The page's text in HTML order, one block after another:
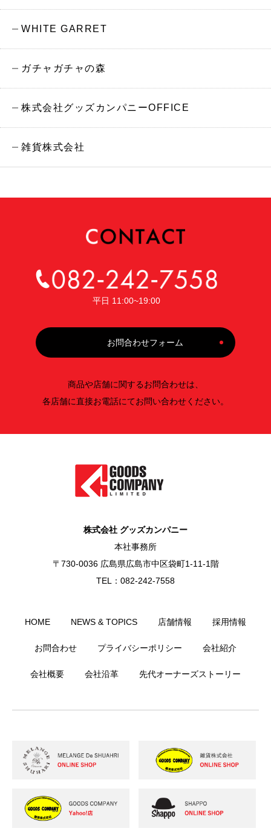
WHITE GARRET
ガチャガチャの森
株式会社グッズカンパニーOFFICE
雑貨株式会社
平日 11:00~19:00
お問合わせフォーム
商品や店舗に関するお問合わせは、
各店舗に直接お電話にてお問い合わせください。
株式会社 グッズカンパニー
本社事務所
〒730-0036 広島県広島市中区袋町1-11-1階
TEL：082-242-7558
HOME NEWS & TOPICS 店舗情報 採用情報
お問合わせ プライバシーポリシー 会社紹介
会社概要 会社沿革 先代オーナーズストーリー